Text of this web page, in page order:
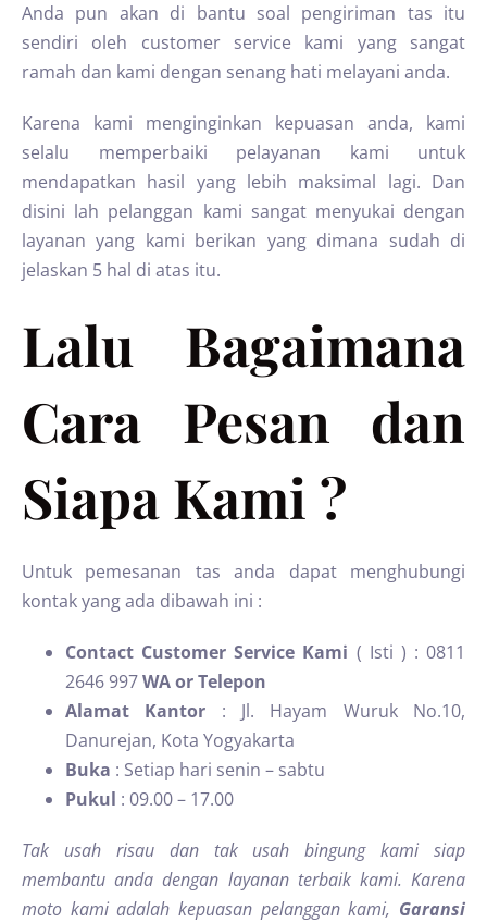
Anda pun akan di bantu soal pengiriman tas itu
sendiri oleh customer service kami yang sangat
ramah dan kami dengan senang hati melayani anda.
Karena kami menginginkan kepuasan anda, kami
selalu memperbaiki pelayanan kami untuk
mendapatkan hasil yang lebih maksimal lagi. Dan
disini lah pelanggan kami sangat menyukai dengan
layanan yang kami berikan yang dimana sudah di
jelaskan 5 hal di atas itu.
Lalu Bagaimana
Cara Pesan dan
Siapa Kami ?
Untuk pemesanan tas anda dapat menghubungi
kontak yang ada dibawah ini :
Contact Customer Service Kami ( Isti ) : 0811
2646 997WA or Telepon
Alamat Kantor : Jl. Hayam Wuruk No.10,
Danurejan, Kota Yogyakarta
Buka : Setiap hari senin – sabtu
Pukul : 09.00 – 17.00
Tak usah risau dan tak usah bingung kami siap
membantu anda dengan layanan terbaik kami. Karena
moto kami adalah kepuasan pelanggan kami, Garansi